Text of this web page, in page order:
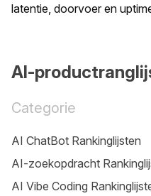
latentie, doorvoer en
AI-
Categorie
AI ChatBot Rankinglijsten
AI-zoekopdracht
AI Vibe Coding